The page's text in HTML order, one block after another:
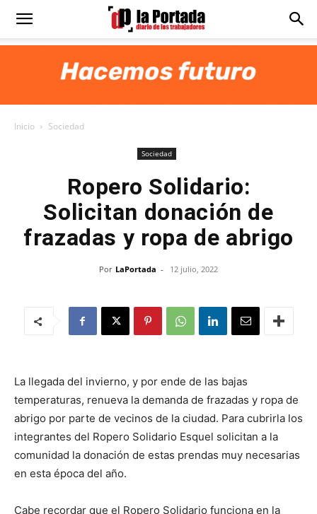
Diario
Inicio Sociedad
Sociedad
Ropero Solidario:
Solicitan donación de
frazadas y ropa de abrigo
Por LaPortada - 12 julio, 2022
La llegada del invierno, y por ende de las bajas
temperaturas, renueva la demanda de frazadas y ropa de
abrigo por parte de vecinos de la ciudad. Para cubrirla los
integrantes del Ropero Solidario Esquel solicitan a la
comunidad la donación de estas prendas muy necesarias
en esta época del año.
Cabe recordar que el Ropero Solidario funciona en la